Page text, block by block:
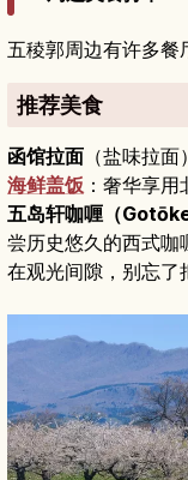
五稜郭周边有许多餐
推荐美食
函馆拉面 （盐味拉
海鲜盖饭 ：奢华享用
五岛轩咖喱（
尝历史悠久的西式咖
在观光间隙，别忘了